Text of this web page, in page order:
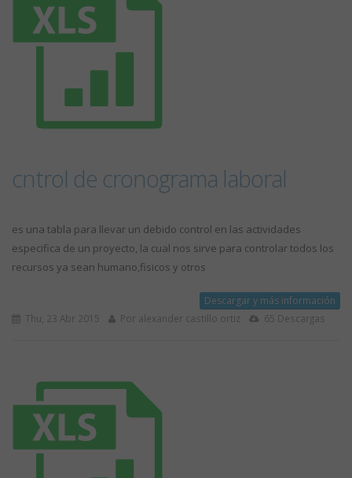
cntrol de cronograma laboral
es una tabla para llevar un debido control en las actividades
especifica de un proyecto, la cual nos sirve para controlar todos los
recursos ya sean humano,fisicos y otros
Descargar y más información
Thu, 23 Abr 2015 Por alexander castillo ortiz 65 Descargas